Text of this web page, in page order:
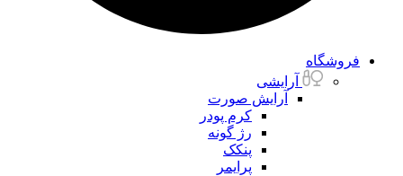
فروشگاه
آرایشی
آرایش صورت
کرم پودر
رژ گونه
پنکک
پرایمر